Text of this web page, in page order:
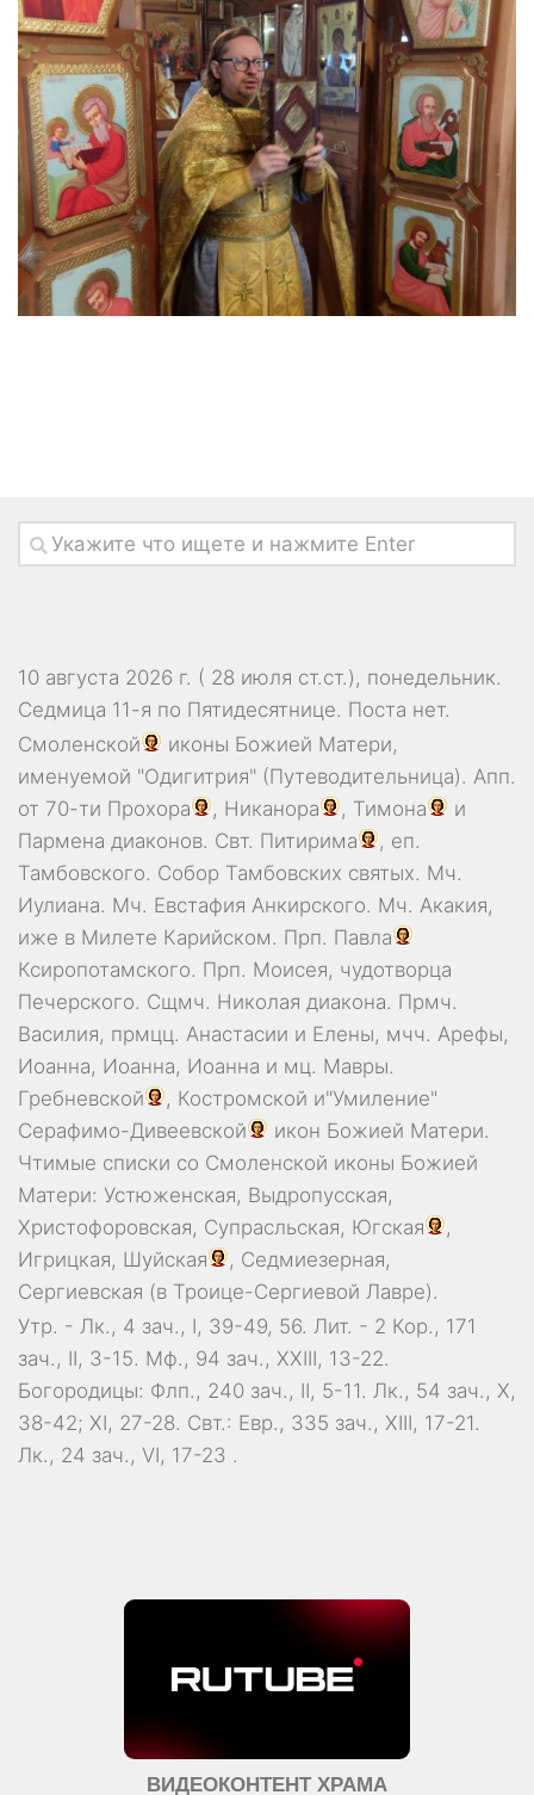
10 августа 2026 г. ( 28 июля ст.ст.), понедельник.
Седмица 11-я по Пятидесятнице. Поста нет.
Смоленской
иконы Божией Матери,
именуемой "Одигитрия" (Путеводительница). Апп.
от 70-ти Прохора , Никанора , Тимона
и
Пармена диаконов. Свт. Питирима
, еп.
Тамбовского. Собор Тамбовских святых. Мч.
Иулиана. Мч. Евстафия Анкирского. Мч. Акакия,
иже в Милете Карийском. Прп. Павла
Ксиропотамского. Прп. Моисея, чудотворца
Печерского. Сщмч. Николая диакона. Прмч.
Василия, прмцц. Анастасии и Елены, мчч. Арефы,
Иоанна, Иоанна, Иоанна и мц. Мавры.
Гребневской
, Костромской и"Умиление"
Серафимо-Дивеевской
икон Божией Матери.
Чтимые списки со Смоленской иконы Божией
Матери: Устюженская, Выдропусская,
Христофоровская, Супрасльская, Югская
,
Игрицкая, Шуйская , Седмиезерная,
Сергиевская (в Троице-Сергиевой Лавре).
Утр. - Лк., 4 зач., I, 39-49, 56. Лит. - 2 Кор., 171
зач., II, 3-15. Мф., 94 зач., XXIII, 13-22.
Богородицы: Флп., 240 зач., II, 5-11. Лк., 54 зач., X,
38-42; XI, 27-28. Свт.: Евр., 335 зач., XIII, 17-21.
Лк., 24 зач., VI, 17-23 .
ВИДЕОКОНТЕНТ ХРАМА